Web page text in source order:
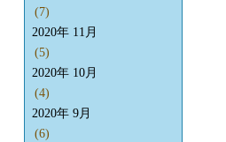
(7)
2020年 11月
(5)
2020年 10月
(4)
2020年 9月
(6)